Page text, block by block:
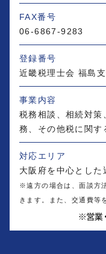
FAX番号
06-6867-9283
登録番号
近畿税理士会 福島
事業内容
税務相談、相続対策
務、その他税に関す
対応エリア
大阪府を中心とした
※遠方の場合は、面談方
きます。また、交通費等